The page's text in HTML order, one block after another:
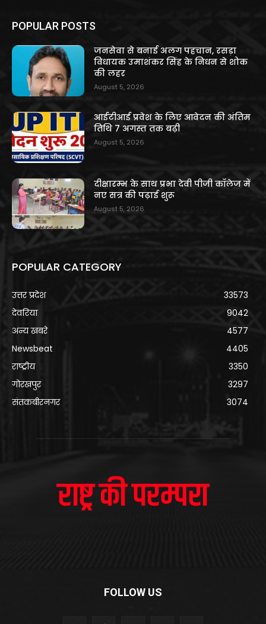
POPULAR POSTS
जनसेवा से बनाई अलग पहचान, रसड़ा
विधायक उमाशंकर सिंह के निधन से शोक
की लहर
August 5, 2026
आईटीआई प्रवेश के लिए आवेदन की अंतिम
तिथि 7 अगस्त तक बढ़ी
August 5, 2026
दीक्षारम्भ के साथ प्रभा देवी पीजी कॉलेज में
नए सत्र की पढ़ाई शुरू
August 5, 2026
POPULAR CATEGORY
उत्तर प्रदेश
33573
देवरिया
9042
अन्य खबरे
4577
Newsbeat
4405
राष्ट्रीय
3350
गोरखपुर
3297
संतकबीरनगर
3074
FOLLOW US